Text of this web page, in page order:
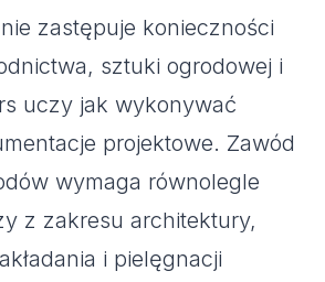
zastępuje konieczności
sztuki ogrodowej i
uczy jak wykonywać
projektowe. Zawód
wymaga równolegle
z zakresu architektury,
i pielęgnacji